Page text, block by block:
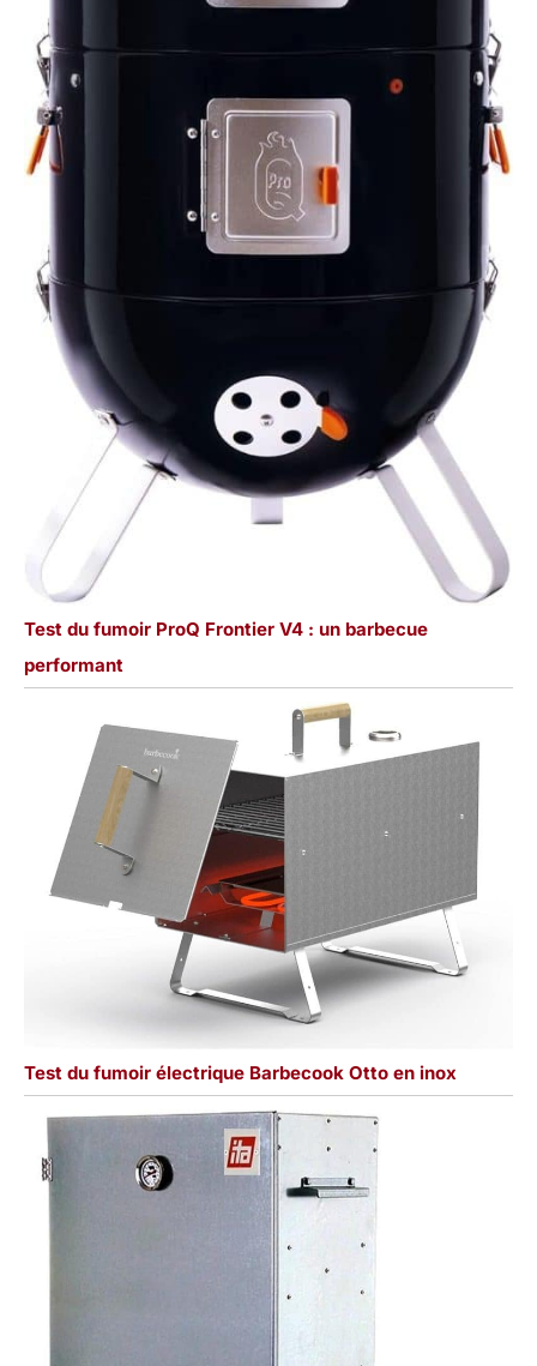
Test du fumoir ProQ Frontier V4 : un barbecue
performant
Test du fumoir électrique Barbecook Otto en inox